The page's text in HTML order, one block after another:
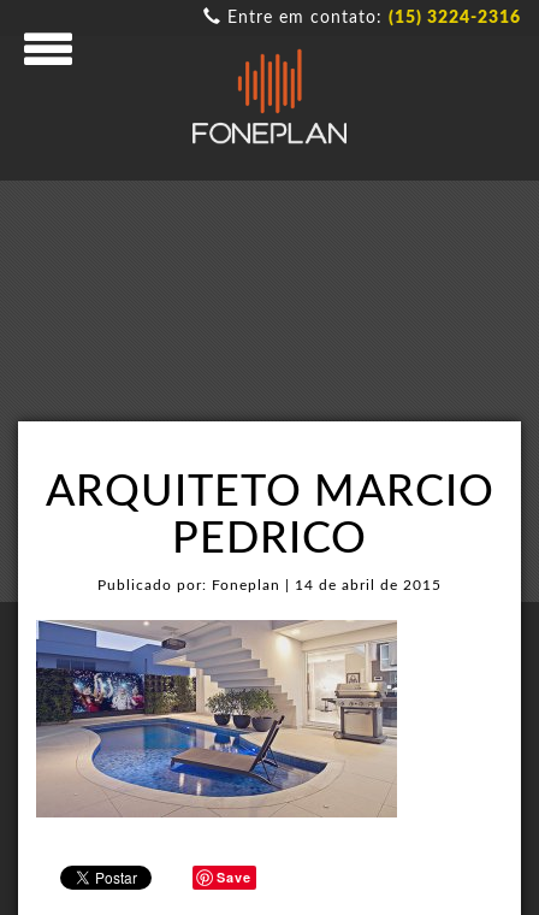
Entre em contato: (15) 3224-2316
ARQUITETO MARCIO
PEDRICO
Publicado por: Foneplan | 14 de abril de 2015
Save